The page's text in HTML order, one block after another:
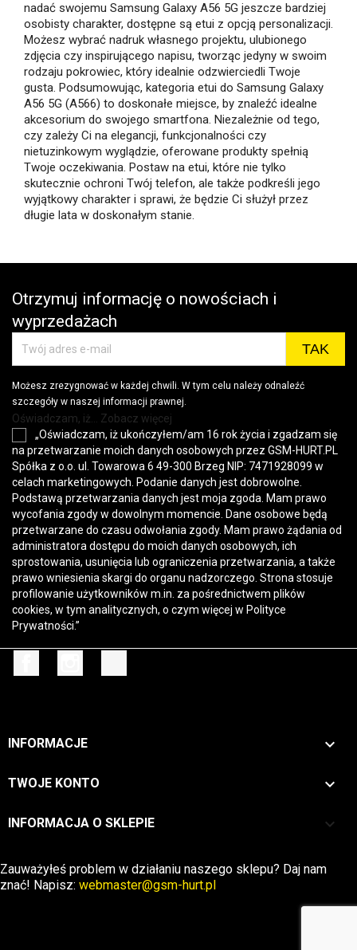
nadać swojemu Samsung Galaxy A56 5G jeszcze bardziej
osobisty charakter, dostępne są etui z opcją personalizacji.
Możesz wybrać nadruk własnego projektu, ulubionego
zdjęcia czy inspirującego napisu, tworząc jedyny w swoim
rodzaju pokrowiec, który idealnie odzwierciedli Twoje
gusta. Podsumowując, kategoria etui do Samsung Galaxy
A56 5G (A566) to doskonałe miejsce, by znaleźć idealne
akcesorium do swojego smartfona. Niezależnie od tego,
czy zależy Ci na elegancji, funkcjonalności czy
nietuzinkowym wyglądzie, oferowane produkty spełnią
Twoje oczekiwania. Postaw na etui, które nie tylko
skutecznie ochroni Twój telefon, ale także podkreśli jego
wyjątkowy charakter i sprawi, że będzie Ci służył przez
długie lata w doskonałym stanie.
Otrzymuj informację o nowościach i
wyprzedażach
Możesz zrezygnować w każdej chwili. W tym celu należy odnaleźć
szczegóły w naszej informacji prawnej.
Oświadczam, iż... Zobacz więcej
„Oświadczam, iż ukończyłem/am 16 rok życia i zgadzam się
na przetwarzanie moich danych osobowych przez GSM-HURT.PL
Spółka z o.o. ul. Towarowa 6 49-300 Brzeg NIP: 7471928099 w
celach marketingowych. Podanie danych jest dobrowolne.
Podstawą przetwarzania danych jest moja zgoda. Mam prawo
wycofania zgody w dowolnym momencie. Dane osobowe będą
przetwarzane do czasu odwołania zgody. Mam prawo żądania od
administratora dostępu do moich danych osobowych, ich
sprostowania, usunięcia lub ograniczenia przetwarzania, a także
prawo wniesienia skargi do organu nadzorczego. Strona stosuje
profilowanie użytkowników m.in. za pośrednictwem plików
cookies, w tym analitycznych, o czym więcej w Polityce
Prywatności.”
INFORMACJE 
TWOJE KONTO 
INFORMACJA O SKLEPIE keyboard_arrow_down
Zauważyłeś problem w działaniu naszego sklepu? Daj nam
znać! Napisz: webmaster@gsm-hurt.pl